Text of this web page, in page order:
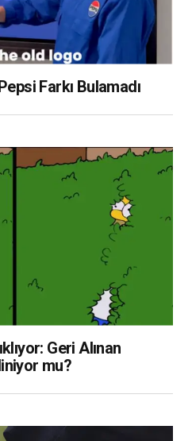
Farkı Bulamadı
Geri Alınan
mu?